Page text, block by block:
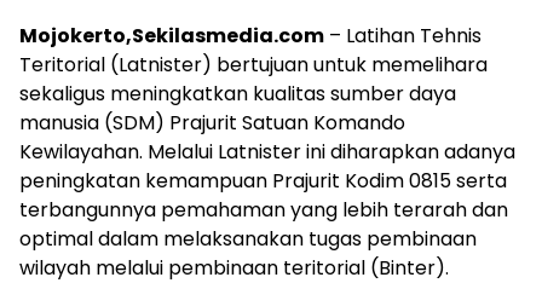
Mojokerto,Sekilasmedia.com – Latihan Tehnis
Teritorial (Latnister) bertujuan untuk memelihara
sekaligus meningkatkan kualitas sumber daya
manusia (SDM) Prajurit Satuan Komando
Kewilayahan. Melalui Latnister ini diharapkan adanya
peningkatan kemampuan Prajurit Kodim 0815 serta
terbangunnya pemahaman yang lebih terarah dan
optimal dalam melaksanakan tugas pembinaan
wilayah melalui pembinaan teritorial (Binter).